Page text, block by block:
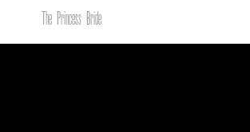
The Princess Bride